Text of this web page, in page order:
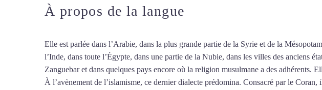
À propos de la langue
Elle est parlée dans l’Arabie, dans la plus grande partie de la Syrie et de la
l’Inde, dans toute l’Égypte, dans une partie de la Nubie, dans les villes des anciens
Zanguebar et dans quelques pays encore où la religion musulmane a des adhérents.
À l’avènement de l’islamisme, ce dernier dialecte prédomina. Consacré par le